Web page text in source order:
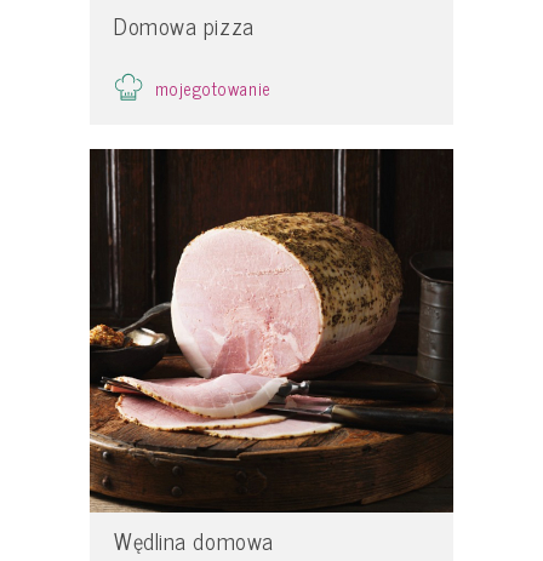
Domowa pizza
mojegotowanie
Wędlina domowa